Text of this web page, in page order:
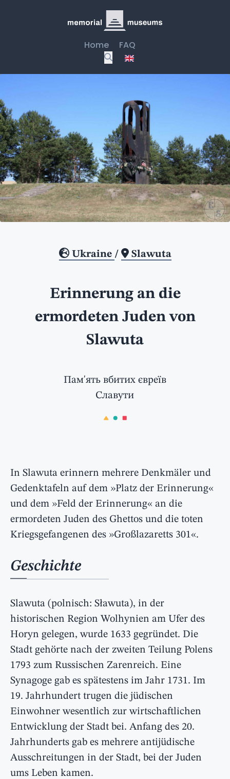
Home FAQ
Ukraine / Slawuta
Erinnerung an die
ermordeten Juden von
Slawuta
Пам'ять вбитих євреїв
Славути
In Slawuta erinnern mehrere Denkmäler und
Gedenktafeln auf dem »Platz der Erinnerung«
und dem »Feld der Erinnerung« an die
ermordeten Juden des Ghettos und die toten
Kriegsgefangenen des »Großlazaretts 301«.
Geschichte
Slawuta (polnisch: Sławuta), in der
historischen Region Wolhynien am Ufer des
Horyn gelegen, wurde 1633 gegründet. Die
Stadt gehörte nach der zweiten Teilung Polens
1793 zum Russischen Zarenreich. Eine
Synagoge gab es spätestens im Jahr 1731. Im
19. Jahrhundert trugen die jüdischen
Einwohner wesentlich zur wirtschaftlichen
Entwicklung der Stadt bei. Anfang des 20.
Jahrhunderts gab es mehrere antijüdische
Ausschreitungen in der Stadt, bei der Juden
ums Leben kamen.